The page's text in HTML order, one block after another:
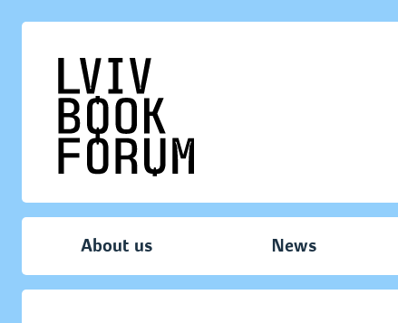
About us News